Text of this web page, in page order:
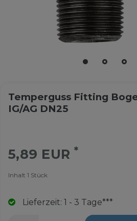
Temperguss Fitting
IG/AG DN25
5,89 EUR*
Inhalt 1 Stück
Lieferzeit: 1 - 3 Tage***